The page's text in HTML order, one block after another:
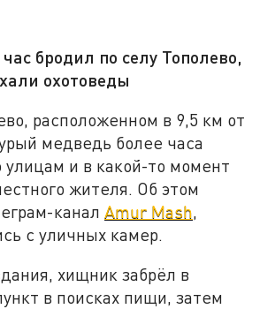
бродил по селу Тополево,
охотоведы
расположенном в 9,5 км от
медведь более часа
улицам и в какой-то момент
жителя. Об этом
каналAmur Mash,
с уличных камер.
хищник забрёл в
в поисках пищи, затем